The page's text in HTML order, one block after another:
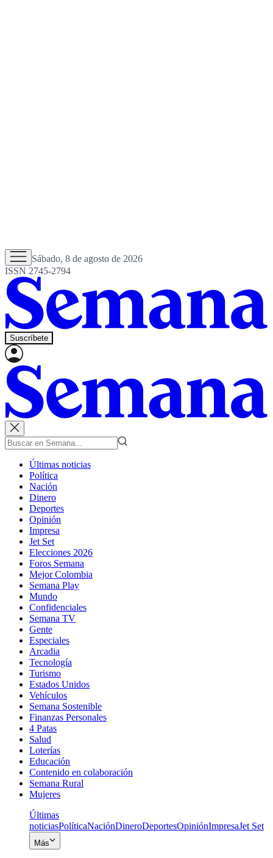
Sábado, 8 de agosto de 2026
ISSN 2745-2794
Suscríbete
Últimas noticias
Política
Nación
Dinero
Deportes
Opinión
Impresa
Jet Set
Elecciones 2026
Foros Semana
Mejor Colombia
Semana Play
Mundo
Confidenciales
Semana TV
Gente
Especiales
Arcadia
Tecnología
Turismo
Estados Unidos
Vehículos
Semana Sostenible
Finanzas Personales
4 Patas
Salud
Loterías
Educación
Contenido en colaboración
Semana Rural
Mujeres
Últimas
noticiasPolíticaNaciónDineroDeportesOpiniónImpresaJet Set
Más